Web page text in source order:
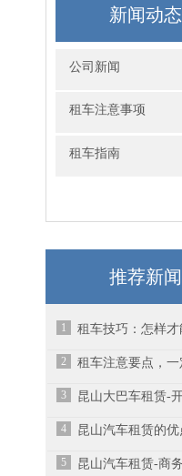
新闻动态
公司新闻
租车注意事项
租车指南
推荐新闻
1
2
3
4
5